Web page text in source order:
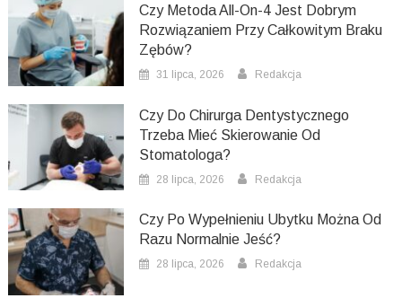
Czy Metoda All-On-4 Jest Dobrym
Rozwiązaniem Przy Całkowitym Braku
Zębów?
31 lipca, 2026 Redakcja
Czy Do Chirurga Dentystycznego
Trzeba Mieć Skierowanie Od
Stomatologa?
28 lipca, 2026 Redakcja
Czy Po Wypełnieniu Ubytku Można Od
Razu Normalnie Jeść?
28 lipca, 2026 Redakcja